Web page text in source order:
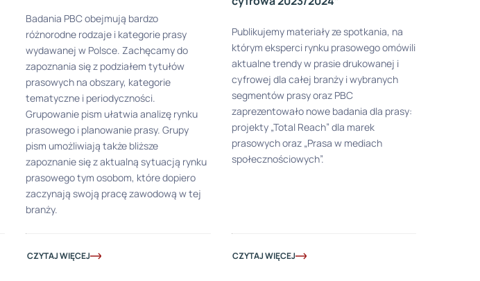
Badania PBC obejmują bardzo
różnorodne rodzaje i kategorie prasy
wydawanej w Polsce. Zachęcamy do
zapoznania się z podziałem tytułów
prasowych na obszary, kategorie
tematyczne i periodyczności.
Grupowanie pism ułatwia analizę rynku
prasowego i planowanie prasy. Grupy
pism umożliwiają także bliższe
zapoznanie się z aktualną sytuacją rynku
prasowego tym osobom, które dopiero
zaczynają swoją pracę zawodową w tej
branży.
CZYTAJ WIĘCEJ
Publikujemy materiały ze spotkania, na
którym eksperci rynku prasowego omówili
aktualne trendy w prasie drukowanej i
cyfrowej dla całej branży i wybranych
segmentów prasy oraz PBC
zaprezentowało nowe badania dla prasy:
projekty „Total Reach” dla marek
prasowych oraz „Prasa w mediach
społecznościowych”.
CZYTAJ WIĘCEJ